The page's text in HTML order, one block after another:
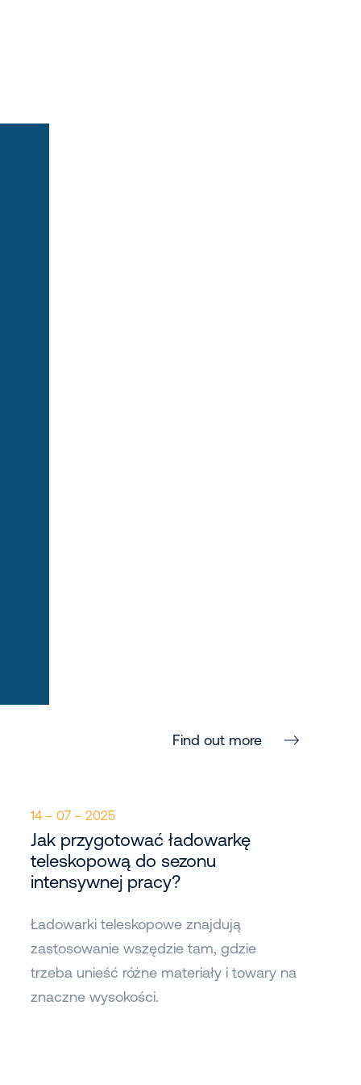
Find out more
14 – 07 – 2025
Jak przygotować ładowarkę
teleskopową do sezonu
intensywnej pracy?
Ładowarki teleskopowe znajdują
zastosowanie wszędzie tam, gdzie
trzeba unieść różne materiały i towary na
znaczne wysokości.